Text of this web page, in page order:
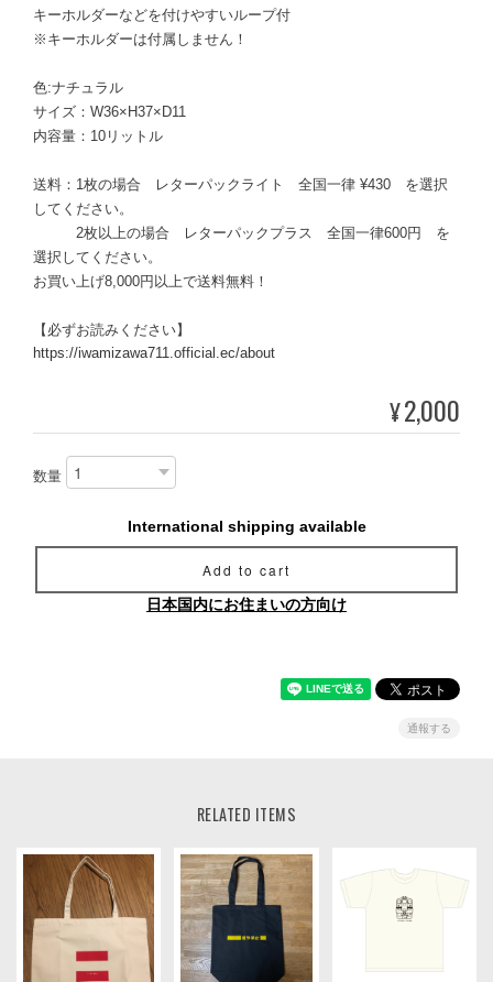
キーホルダーなどを付けやすいループ付
※キーホルダーは付属しません！
色:ナチュラル
サイズ：W36×H37×D11
内容量：10リットル
送料：1枚の場合 レターパックライト 全国一律 ¥430 を選択
してください。
2枚以上の場合 レターパックプラス 全国一律600円 を
選択してください。
お買い上げ8,000円以上で送料無料！
【必ずお読みください】
https://iwamizawa711.official.ec/about
¥2,000
数量
International shipping available
Add to cart
日本国内にお住まいの方向け
通報する
RELATED ITEMS